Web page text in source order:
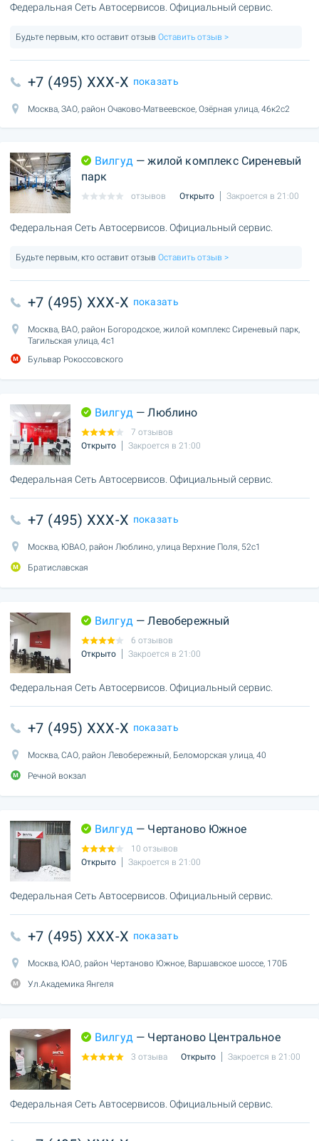
Федеральная Сеть Автосервисов. Официальный сервис.
Будьте первым, кто оставит отзыв Оставить отзыв >
+7 (495) XXX-X показать
Москва, ЗАО, район Очаково-Матвеевское, Озёрная улица, 46к2с2
Вилгуд — жилой комплекс Сиреневый
парк
отзывов Открыто Закроется в 21:00
Федеральная Сеть Автосервисов. Официальный сервис.
Будьте первым, кто оставит отзыв Оставить отзыв >
+7 (495) XXX-X показать
Москва, ВАО, район Богородское, жилой комплекс Сиреневый парк,
Тагильская улица, 4с1
Бульвар Рокоссовского
Вилгуд — Люблино
7 отзывов
Открыто
Закроется в 21:00
Федеральная Сеть Автосервисов. Официальный сервис.
+7 (495) XXX-X показать
Москва, ЮВАО, район Люблино, улица Верхние Поля, 52с1
Братиславская
Вилгуд — Левобережный
6 отзывов
Открыто
Закроется в 21:00
Федеральная Сеть Автосервисов. Официальный сервис.
+7 (495) XXX-X показать
Москва, САО, район Левобережный, Беломорская улица, 40
Речной вокзал
Вилгуд — Чертаново Южное
10 отзывов
Открыто
Закроется в 21:00
Федеральная Сеть Автосервисов. Официальный сервис.
+7 (495) XXX-X показать
Москва, ЮАО, район Чертаново Южное, Варшавское шоссе, 170Б
Ул.Академика Янгеля
Вилгуд — Чертаново Центральное
3 отзыва Открыто Закроется в 21:00
Федеральная Сеть Автосервисов. Официальный сервис.